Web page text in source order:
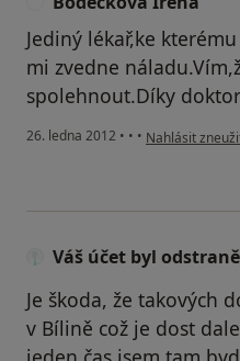
Jediný lékař,ke
mi zvedne
spolehnout.Díky
26. ledna 2012 • • • podle názoru
Nahlásit
Váš účet byl
Je škoda, že takových
v Bílině což je dost